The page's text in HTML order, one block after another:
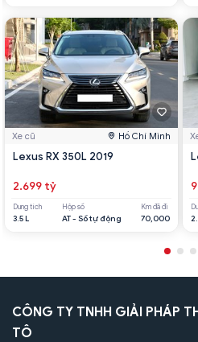
Xe cũ Hồ Chí Minh
Lexus RX 350L 2019
2.699 tỷ
Dung tích
3.5 L
Hộp số
AT - Số tự động
Km đã đi
70,000
CÔNG TY TNHH GIẢI PHÁP
TÔ